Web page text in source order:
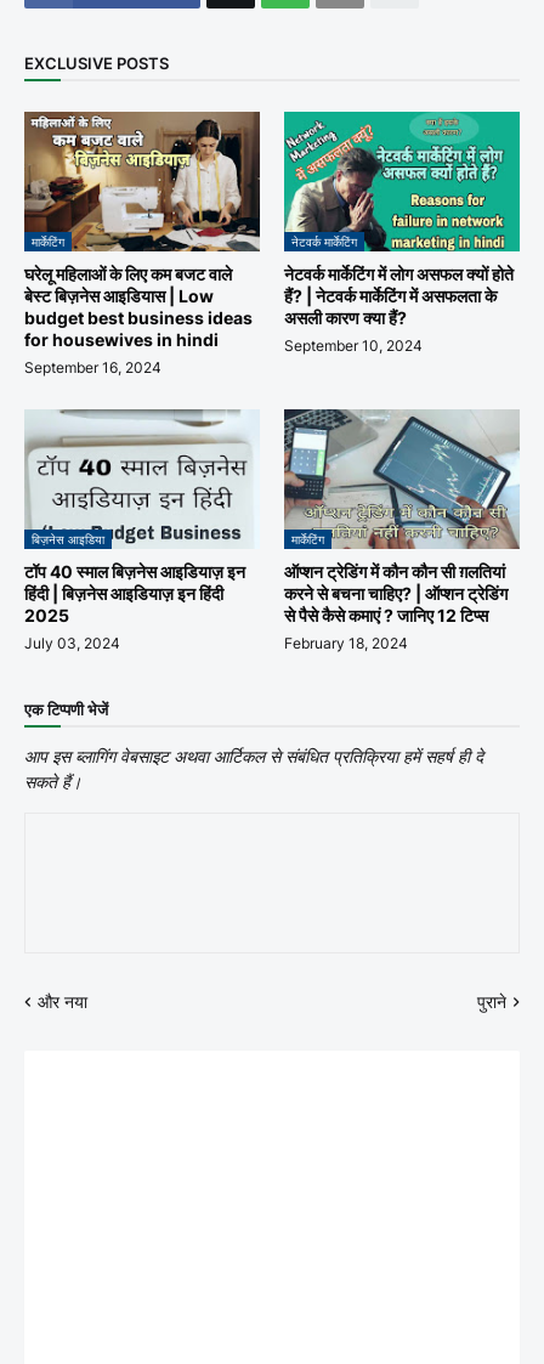
EXCLUSIVE POSTS
मार्केटिंग
घरेलू महिलाओं के लिए कम बजट वाले
बेस्ट बिज़नेस आइडियास | Low
budget best business ideas
for housewives in hindi
September 16, 2024
नेटवर्क मार्केटिंग
नेटवर्क मार्केटिंग में लोग असफल क्यों होते
हैं? | नेटवर्क मार्केटिंग में असफलता के
असली कारण क्या हैं?
September 10, 2024
बिज़नेस आइडिया
टॉप 40 स्माल बिज़नेस आइडियाज़ इन
हिंदी | बिज़नेस आइडियाज़ इन हिंदी
2025
July 03, 2024
मार्केटिंग
ऑप्शन ट्रेडिंग में कौन कौन सी ग़लतियां
करने से बचना चाहिए? | ऑप्शन ट्रेडिंग
से पैसे कैसे कमाएं ? जानिए 12 टिप्स
February 18, 2024
एक टिप्पणी भेजें
आप इस ब्लागिंग वेबसाइट अथवा आर्टिकल से संबंधित प्रतिक्रिया हमें सहर्ष ही दे
सकते हैं।
और नया पुराने